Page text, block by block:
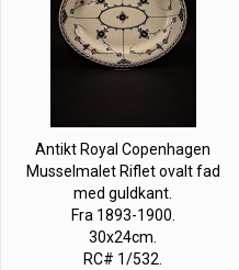
Antikt Royal Copenhagen
Musselmalet Riflet ovalt fad
med guldkant.
Fra 1893-1900.
30x24cm.
RC# 1/532.